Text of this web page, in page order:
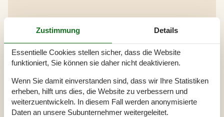
Gesamte Ausstattung
Anzahl Erw. 4
Anzahl Haustiere 1
Baujahr 1969
Grundstück / Naturgrund 1800 m²
Hausareal 58 m²
Renovierungsjahr 2024
WC
Zustimmung Details
Essentielle Cookies stellen sicher, dass die Website
funktioniert, Sie können sie daher nicht deaktivieren.
Wenn Sie damit einverstanden sind, dass wir Ihre Statistiken
erheben, hilft uns dies, die Website zu verbessern und
weiterzuentwickeln. In diesem Fall werden anonymisierte
Daten an unsere Subunternehmer weitergeleitet.